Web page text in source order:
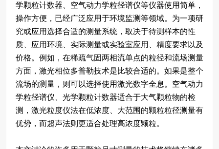
学颗粒计数器、空气动力学粒径谱仪等仪器使用简单，
操作方便，已经广泛应用于环境监测等领域。为一项研
究或应用选择合适的测量系统，取决于待测样本的性
质、应用环境、实际测量或实验室应用、精度要求以及
价格。例如，在稀疏气固两相流单点的粒径和流场测量
方面，激光相位多普勒技术是比较合适的。如果是整个
流场的测量，则可以选择使用激光数字全息。空气动力
学粒径谱仪、光学颗粒计数器适合于大气颗粒物的检
测，激光粒度仪法在低浓度、大范围的颗粒粒径测量有
优势，而超声法则更适合处理高浓度颗粒。